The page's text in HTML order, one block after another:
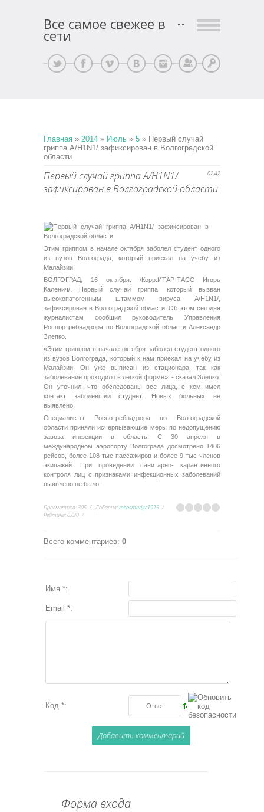
Все самое свежее в
сети
Регистрация
Главная » 2014 » Июль » 5 » Первый случай
гриппа А/H1N1/ зафиксирован в Волгоградской
области
02:42
Первый случай гриппа А/H1N1/
зафиксирован в Волгоградской области
Этим гриппом в начале октября заболел студент одного
из вузов Волгограда, который приехал на учебу из
Малайзии
ВОЛГОГРАД, 16 октября. /Корр.ИТАР-ТАСС Игорь
Каленич/. Первый случай гриппа, который вызван
высокопатогенным штаммом вируса А/H1N1/,
зафиксирован в Волгоградской области. Об этом сегодня
журналистам сообщил руководитель Управления
Роспортребнадзора по Волгоградской области Александр
Злепко.
«Этим гриппом в начале октября заболел студент одного
из вузов Волгограда, который к нам приехал на учебу из
Малайзии. Он уже выписан из стационара, так как
заболевание проходило в легкой форме», - сказал Злепко.
Он уточнил, что обследованы все лица, с кем имел
контакт заболевший студент. Новых больных не
выявлено.
Специалисты Роспотребнадзора по Волгоградской
области приняли исчерпывающие меры по недопущению
завоза инфекции в область. С 30 апреля в
международном аэропорту Волгограда досмотрено 1406
рейсов, более 108 тыс пассажиров и более 9 тыс членов
экипажей. При проведении санитарно- карантинного
контроля лиц с признаками инфекционных заболеваний
выявлено не было.
Просмотров:305 Добавил:mensmarige1973
Рейтинг:0.0/0
Всего комментариев: 0
Имя *:
Email *:
Код *:
Форма входа